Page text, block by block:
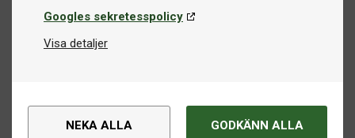
Googles sekretesspolicy
Visa detaljer
NEKA ALLA GODKÄNN ALLA